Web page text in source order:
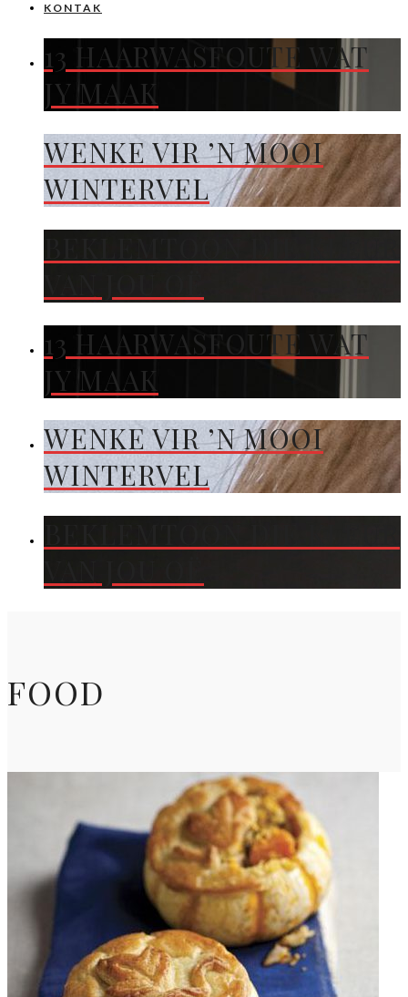
KONTAK
13 HAARWASFOUTE WAT
JY MAAK
WENKE VIR ’N MOOI
WINTERVEL
13 HAARWASFOUTE WAT
JY MAAK
WENKE VIR ’N MOOI
WINTERVEL
FOOD